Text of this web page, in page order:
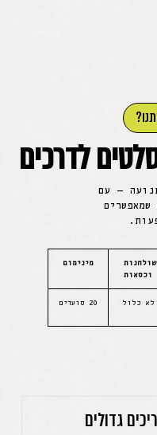
לדרכים
— עם
שולחנות
וכסאות
מינימום
לא כלול 20 סועדים
גדולים